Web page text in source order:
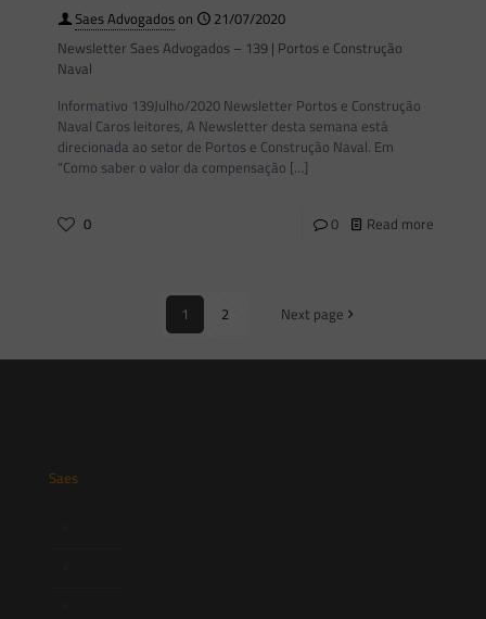
Saes Advogadoson
21/07/2020
Newsletter Saes Advogados – 139 | Portos e Construção
Naval
Informativo 139Julho/2020 Newsletter Portos e Construção
Naval Caros leitores, A Newsletter desta semana está
direcionada ao setor de Portos e Construção Naval. Em
“Como saber o valor da compensação […]
0 0 Read more
1 2 Next page
Saes